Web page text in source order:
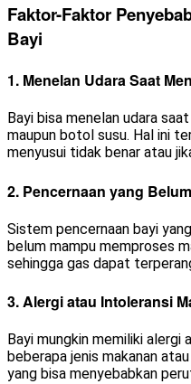
Faktor-Faktor
Bayi
1. Menelan Udara Saat
Bayi bisa menelan udara
maupun botol susu. Hal ini
menyusui tidak benar atau
2. Pencernaan yang
Sistem pencernaan bayi
belum mampu memproses
sehingga gas dapat
3. Alergi atau Intoleransi
Bayi mungkin memiliki
beberapa jenis makanan
yang bisa menyebabkan